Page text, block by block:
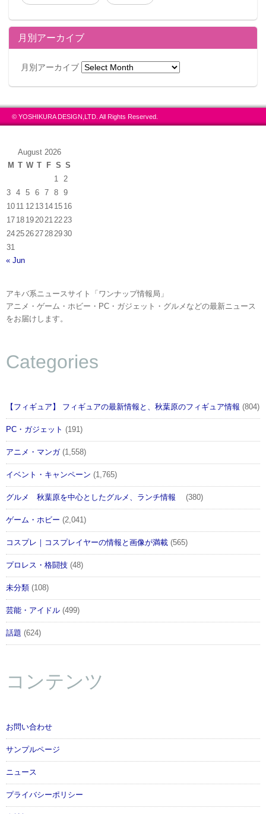
月別アーカイブ
月別アーカイブ
© YOSHIKURA DESIGN,LTD. All Rights Reserved.
August 2026
M T W T F S S
1
2
3
4 5 6 7 8
9
10 11 12 13 14 15 16
17 18 19 20 21 22 23
24 25 26 27 28 2930
31
« Jun
アキバ系ニュースサイト「ワンナップ情報局」
アニメ・ゲーム・ホビー・PC・ガジェット・グルメなどの最新ニュース
をお届けします。
Categories
【フィギュア】 フィギュアの最新情報と、秋葉原のフィギュア情報 (804)
PC・ガジェット (191)
アニメ・マンガ(1,558)
イベント・キャンペーン (1,765)
グルメ 秋葉原を中心としたグルメ、ランチ情報 (380)
ゲーム・ホビー (2,041)
コスプレ｜コスプレイヤーの情報と画像が満載 (565)
プロレス・格闘技 (48)
未分類 (108)
芸能・アイドル (499)
話題 (624)
コンテンツ
お問い合わせ
サンプルページ
ニュース
プライバシーポリシー